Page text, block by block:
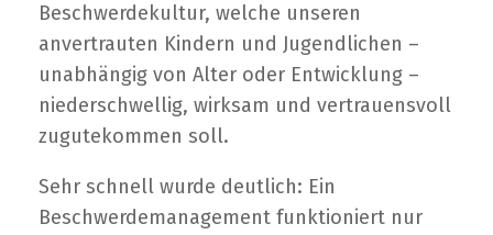
Beschwerdekultur, welche unseren
anvertrauten Kindern und Jugendlichen –
unabhängig von Alter oder Entwicklung –
niederschwellig, wirksam und vertrauensvoll
zugutekommen soll.
Sehr schnell wurde deutlich: Ein
Beschwerdemanagement funktioniert nur